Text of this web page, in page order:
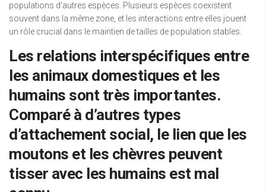
populations d’autres espèces. Plusieurs espèces coexistent
souvent dans la même zone, et les interactions entre elles jouent
un rôle crucial dans le maintien de tailles de population stables.
Les relations interspécifiques entre
les animaux domestiques et les
humains sont très importantes.
Comparé à d’autres types
d’attachement social, le lien que les
moutons et les chèvres peuvent
tisser avec les humains est mal